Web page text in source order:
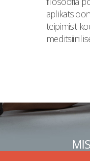
teipimist